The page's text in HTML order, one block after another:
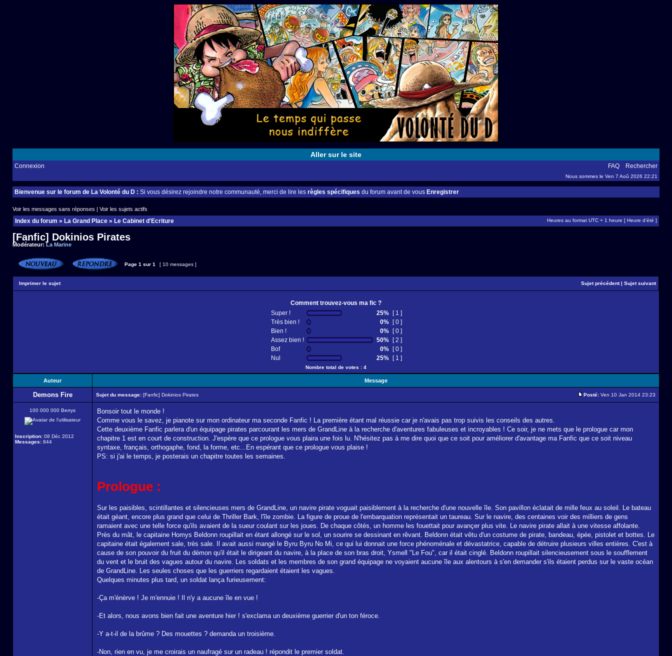
Aller sur le site
Connexion FAQ Rechercher
Nous sommes le Ven 7 Aoû 2026 22:21
Bienvenue sur le forum de La Volonté du D : Si vous désirez rejoindre notre communauté, merci de lire les règles spécifiques du forum avant de vous Enregistrer
Voir les messages sans réponses | Voir les sujets actifs
Index du forum » La Grand Place » Le Cabinet d'Ecriture Heures au format UTC + 1 heure [ Heure d’été ]
[Fanfic] Dokinios Pirates
Modérateur:La Marine
Page 1 sur 1 [ 10 messages ]
Imprimer le sujet Sujet précédent| Sujet suivant
Comment trouvez-vous ma fic ?
Super !
25%
[ 1 ]
Très bien !
0%
[ 0 ]
Bien !
0%
[ 0 ]
Assez bien !
50%
[ 2 ]
Bof
0%
[ 0 ]
Nul
25% [ 1 ]
Nombre total de votes : 4
Auteur Message
Demons Fire Sujet du message: [Fanfic] Dokinios Pirates Posté: Ven 10 Jan 2014 23:23
100 000 000 Berrys
Inscription: 08 Déc 2012
Messages: 844
Bonsoir tout le monde !
Comme vous le savez, je pianote sur mon ordinateur ma seconde Fanfic ! La première étant mal réussie car je n'avais pas trop suivis les conseils des autres.
Cette deuxième Fanfic parlera d'un équipage pirates parcourant les mers de GrandLine à la recherche d'aventures fabuleuses et incroyables ! Ce soir, je ne mets que le prologue car mon
chapitre 1 est en court de construction. J'espère que ce prologue vous plaira une fois lu. N'hésitez pas à me dire quoi que ce soit pour améliorer d'avantage ma Fanfic que ce soit niveau
syntaxe, français, orthogaphe, fond, la forme, etc...En espérant que ce prologue vous plaise !
PS: si j'ai le temps, je posterais un chapitre toutes les semaines.
Prologue :
Sur les paisibles, scintillantes et silencieuses mers de GrandLine, un navire pirate voguait paisiblement à la recherche d'une nouvelle île. Son pavillon éclatait de mille feux au soleil. Le bateau
était géant, encore plus grand que celui de Thriller Bark, l'île zombie. La figure de proue de l'embarquation représentait un taureau. Sur le navire, des centaines voir des milliers de gens
ramaient avec une telle force qu'ils avaient de la sueur coulant sur les joues. De chaque côtés, un homme les fouettait pour avançer plus vite. Le navire pirate allait à une vitesse affolante.
Près du mât, le capitaine Homys Beldonn roupillait en étant allongé sur le sol, un sourire se dessinant en rêvant. Beldonn était vêtu d'un costume de pirate, bandeau, épée, pistolet et bottes. Le
capitaine était également sale, très sale. Il avait aussi mangé le Byru Byru No Mi, ce qui lui donnait une force phénoménale et dévastatrice, capable de détruire plusieurs villes entières. C'est à
cause de son pouvoir du fruit du démon qu'il était le dirigeant du navire, à la place de son bras droit, Ysmell "Le Fou", car il était cinglé. Beldonn roupillait silencieusement sous le soufflement
du vent et le bruit des vagues autour du navire. Les soldats et les membres de son grand équipage ne voyaient aucune île aux alentours à s'en demander s'ils étaient perdus sur le vaste océan
de GrandLine. Les seules choses que les guerriers regardaient étaient les vagues.
Quelques minutes plus tard, un soldat lança furieusement:
-Ça m'énèrve ! Je m'ennuie ! Il n'y a aucune île en vue !
-Et alors, nous avons bien fait une aventure hier ! s'exclama un deuxième guerrier d'un ton féroce.
-Y a-t-il de la brûme ? Des mouettes ? demanda un troisième.
-Non, rien en vu, je me croirais un naufragé sur un radeau ! répondit le premier soldat.